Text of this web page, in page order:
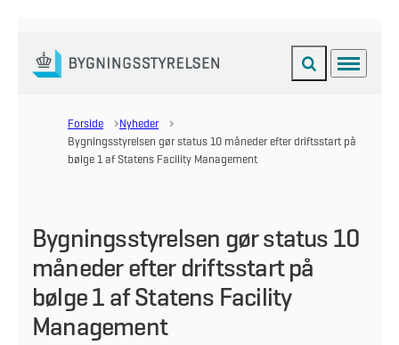
Gå til forsiden Fold søgefelt ud
Menu
Forside
Nyheder
Bygningsstyrelsen gør status 10 måneder efter driftsstart på
bølge 1 af Statens Facility Management
Bygningsstyrelsen gør status 10
måneder efter driftsstart på
bølge 1 af Statens Facility
Management